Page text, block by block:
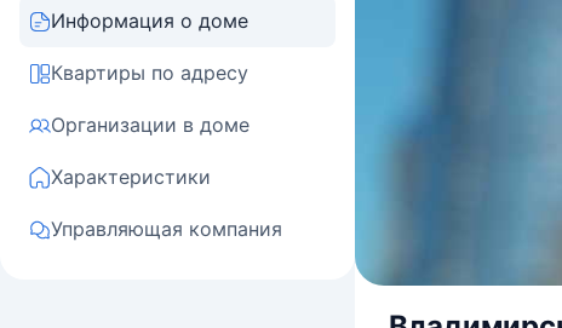
Информация о доме
Квартиры по адресу
Организации в доме
Характеристики
Управляющая компания